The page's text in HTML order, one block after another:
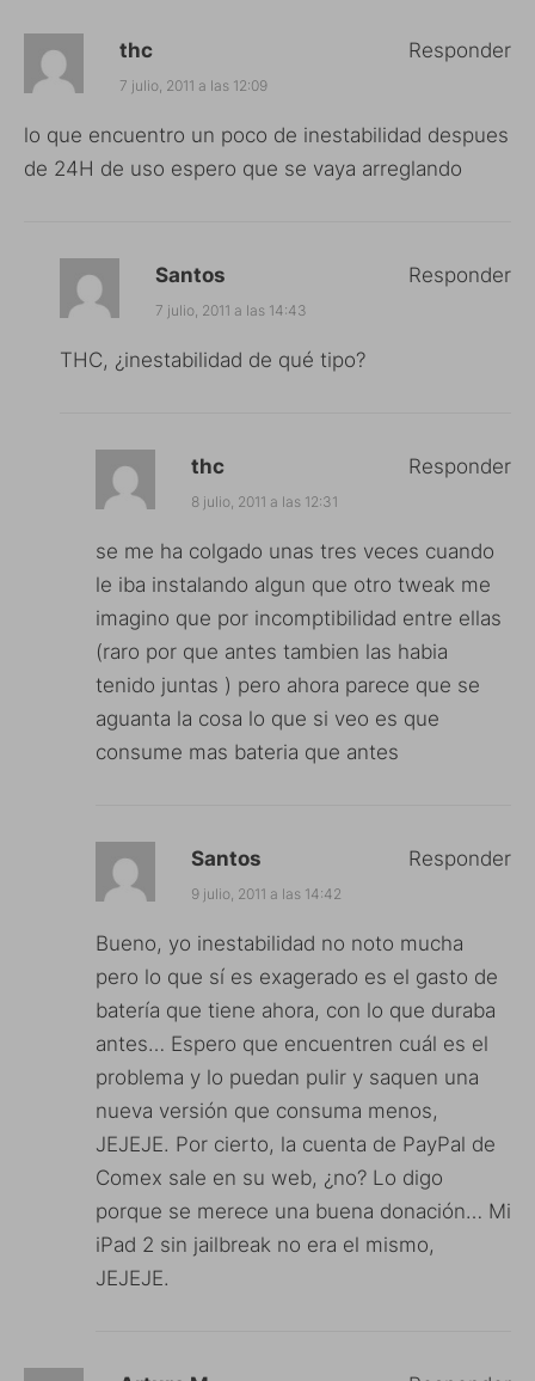
thc
7 julio, 2011 a las 12:09
lo que encuentro un poco de inestabilidad despues
de 24H de uso espero que se vaya arreglando
Responder
Santos
7 julio, 2011 a las 14:43
THC, ¿inestabilidad de qué tipo?
Responder
thc
8 julio, 2011 a las 12:31
se me ha colgado unas tres veces cuando
le iba instalando algun que otro tweak me
imagino que por incomptibilidad entre ellas
(raro por que antes tambien las habia
tenido juntas ) pero ahora parece que se
aguanta la cosa lo que si veo es que
consume mas bateria que antes
Responder
Santos
9 julio, 2011 a las 14:42
Bueno, yo inestabilidad no noto mucha
pero lo que sí es exagerado es el gasto de
batería que tiene ahora, con lo que duraba
antes… Espero que encuentren cuál es el
problema y lo puedan pulir y saquen una
nueva versión que consuma menos,
JEJEJE. Por cierto, la cuenta de PayPal de
Comex sale en su web, ¿no? Lo digo
porque se merece una buena donación… Mi
iPad 2 sin jailbreak no era el mismo,
JEJEJE.
Responder